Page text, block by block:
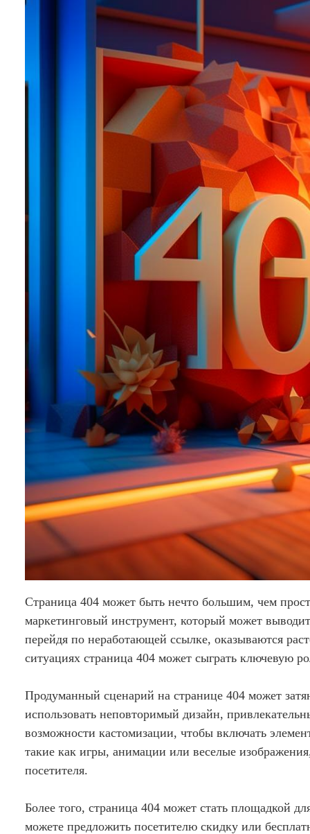
Страница 404 может быть нечто большим, чем
маркетинговый инструмент, который может
перейдя по неработающей ссылке, оказываются
ситуациях страница 404 может сыграть ключевую
Продуманный сценарий на странице 404 может
использовать неповторимый дизайн,
возможности кастомизации, чтобы включать
такие как игры, анимации или веселые
посетителя.
Более того, страница 404 может стать площадкой
можете предложить посетителю скидку или